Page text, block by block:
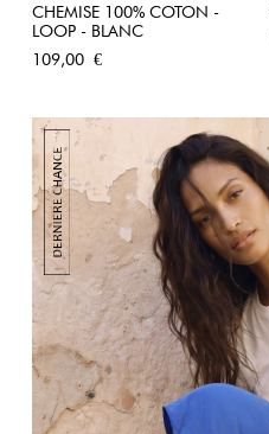
CHEMISE 100% COTON -
LOOP - BLANC
Prix
109,00 €